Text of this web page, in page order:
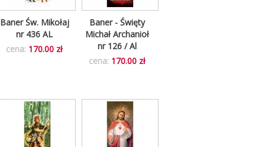
Baner Św. Mikołaj
nr 436 AL
cena: 170.00 zł
Baner - Święty
Michał Archanioł
nr 126 / Al
cena: 170.00 zł